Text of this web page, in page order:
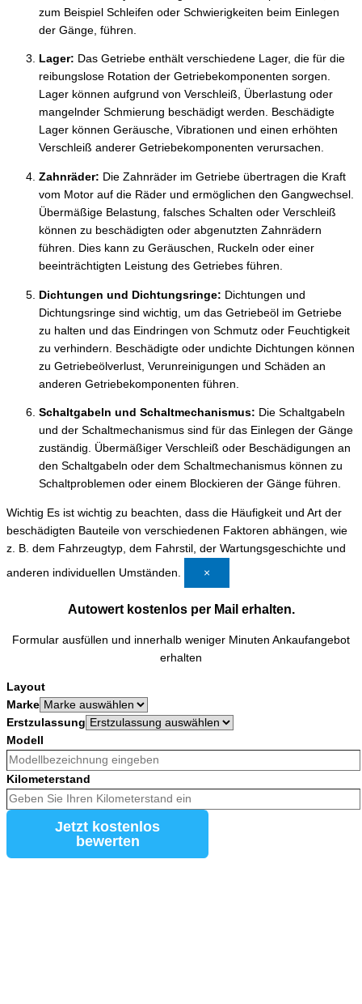
zum Beispiel Schleifen oder Schwierigkeiten beim Einlegen
der Gänge, führen.
Lager: Das Getriebe enthält verschiedene Lager, die für die
reibungslose Rotation der Getriebekomponenten sorgen.
Lager können aufgrund von Verschleiß, Überlastung oder
mangelnder Schmierung beschädigt werden. Beschädigte
Lager können Geräusche, Vibrationen und einen erhöhten
Verschleiß anderer Getriebekomponenten verursachen.
Zahnräder: Die Zahnräder im Getriebe übertragen die Kraft
vom Motor auf die Räder und ermöglichen den Gangwechsel.
Übermäßige Belastung, falsches Schalten oder Verschleiß
können zu beschädigten oder abgenutzten Zahnrädern
führen. Dies kann zu Geräuschen, Ruckeln oder einer
beeinträchtigten Leistung des Getriebes führen.
Dichtungen und Dichtungsringe: Dichtungen und
Dichtungsringe sind wichtig, um das Getriebeöl im Getriebe
zu halten und das Eindringen von Schmutz oder Feuchtigkeit
zu verhindern. Beschädigte oder undichte Dichtungen können
zu Getriebeölverlust, Verunreinigungen und Schäden an
anderen Getriebekomponenten führen.
Schaltgabeln und Schaltmechanismus: Die Schaltgabeln
und der Schaltmechanismus sind für das Einlegen der Gänge
zuständig. Übermäßiger Verschleiß oder Beschädigungen an
den Schaltgabeln oder dem Schaltmechanismus können zu
Schaltproblemen oder einem Blockieren der Gänge führen.
Wichtig Es ist wichtig zu beachten, dass die Häufigkeit und Art der
beschädigten Bauteile von verschiedenen Faktoren abhängen, wie
z. B. dem Fahrzeugtyp, dem Fahrstil, der Wartungsgeschichte und
anderen individuellen Umständen.
×
Autowert kostenlos per Mail erhalten.
Formular ausfüllen und innerhalb weniger Minuten Ankaufangebot
erhalten
Layout
Marke
Erstzulassung
Modell
Kilometerstand
Jetzt kostenlos
bewerten